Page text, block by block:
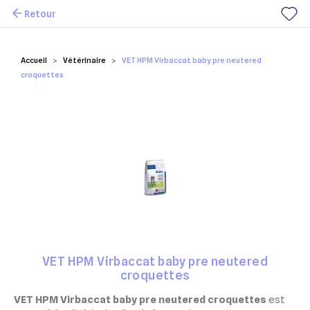
Mes favoris
Accueil Vétérinaire
VET HPM Virbaccat baby pre neutered
croquettes
Retour
VET HPM Virbaccat baby pre neutered
croquettes
VET HPM Virbaccat baby pre neutered croquettes est